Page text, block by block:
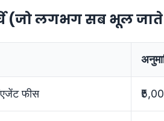
(जो लगभग सब भूल
फीस